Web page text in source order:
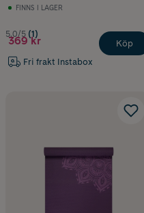
FINNS I LAGER
5.0/5 (1)
369 kr
Fri frakt Instabox
Köp